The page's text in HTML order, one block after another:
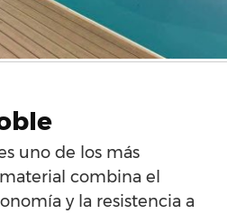
uno de los más
combina el
y la resistencia a